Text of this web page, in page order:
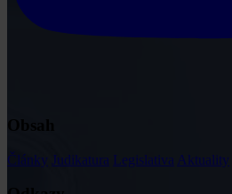
Články Judikatura Legislativa Aktuality